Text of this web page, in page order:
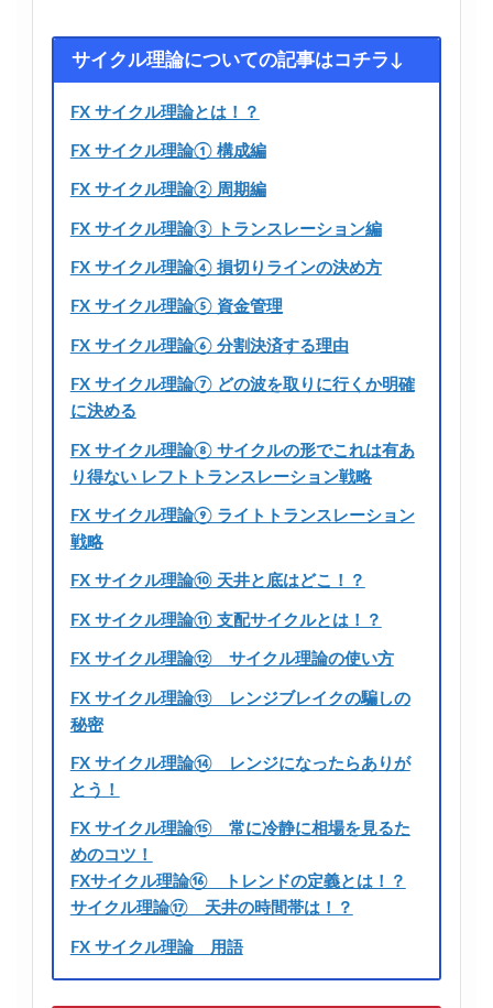
サイクル理論についての記事はコチラ↓
FX サイクル理論とは！？
FX サイクル理論① 構成編
FX サイクル理論② 周期編
FX サイクル理論③ トランスレーション編
FX サイクル理論④ 損切りラインの決め方
FX サイクル理論⑤ 資金管理
FX サイクル理論⑥ 分割決済する理由
FX サイクル理論⑦ どの波を取りに行くか明確
に決める
FX サイクル理論⑧ サイクルの形でこれは有あ
り得ない レフトトランスレーション戦略
FX サイクル理論⑨ ライトトランスレーション
戦略
FX サイクル理論⑩ 天井と底はどこ！？
FX サイクル理論⑪ 支配サイクルとは！？
FX サイクル理論⑫ サイクル理論の使い方
FX サイクル理論⑬ レンジブレイクの騙しの
秘密
FX サイクル理論⑭ レンジになったらありが
とう！
FX サイクル理論⑮ 常に冷静に相場を見るた
めのコツ！
FXサイクル理論⑯ トレンドの定義とは！？
サイクル理論⑰ 天井の時間帯は！？
FX サイクル理論 用語